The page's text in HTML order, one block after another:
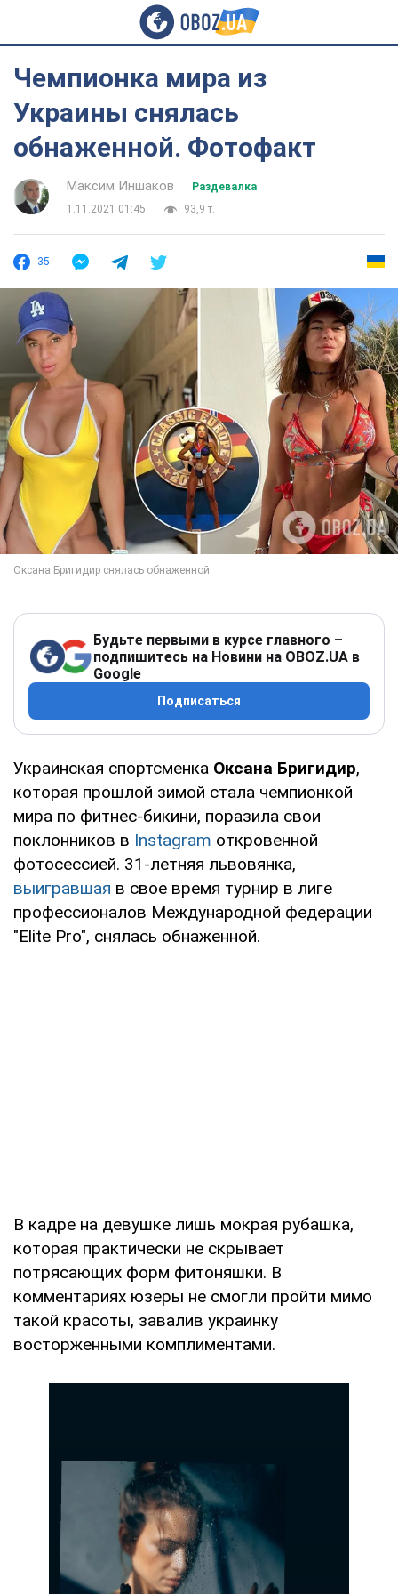
Чемпионка мира из
Украины снялась
обнаженной. Фотофакт
Максим Иншаков
Раздевалка
1.11.2021 01:45
93,9 т.
35
Будьте первыми в курсе главного –
подпишитесь на Новини на OBOZ.UA в
Google
Подписаться
Украинская спортсменка Оксана Бригидир,
которая прошлой зимой стала чемпионкой
мира по фитнес-бикини, поразила свои
поклонников в Instagram откровенной
фотосессией. 31-летняя львовянка,
выигравшая в свое время турнир в лиге
профессионалов Международной федерации
"Elite Pro", снялась обнаженной.
В кадре на девушке лишь мокрая рубашка,
которая практически не скрывает
потрясающих форм фитоняшки. В
комментариях юзеры не смогли пройти мимо
такой красоты, завалив украинку
восторженными комплиментами.